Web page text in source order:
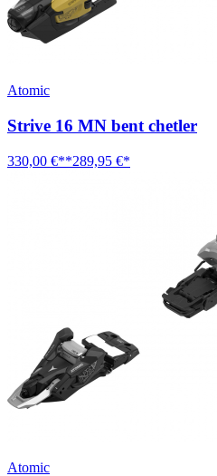
Atomic
Strive 16 MN bent chetler
330,00 €**289,95 €*
Atomic